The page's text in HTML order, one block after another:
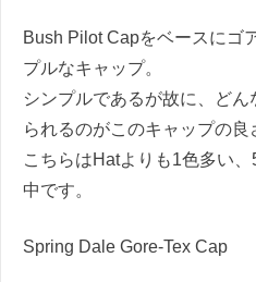
Bush Pilot Capをベースにゴ
プルなキャップ。
シンプルであるが故に、ど
られるのがこのキャップの良
こちらはHatよりも1色多い
中です。
Spring Dale Gore-Tex Cap